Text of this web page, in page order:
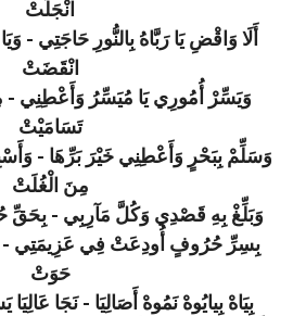
انْجَلَتْ
أَلَا وَاقْضِ يَا رَبَّاهُ بِالنُّورِ حَاجَتِي -
انْقَضَتْ
وَيَسِّرْ أُمُورِي يَا مُيَسِّرُ وَأَعْطِنِي -
تَسَامَيْتْ
وَسَلِّمْ بِبَحْرٍ وَأَعْطِنِي خَيْرَ بَرِّهَا -
مِنَ الْغُلَتْ
وَبَلِّغْ بِهِ قَصْدِي وَكُلَّ مَآرِبِي - بِحَقِّ
بِسِرِّ حُرُوفٍ أُودِعَتْ فِي عَزِيمَتِي -
حَوَتْ
بِيَاهْ بِيايُوهْ نَمُوهْ أَصَالِيَا - نَجَا